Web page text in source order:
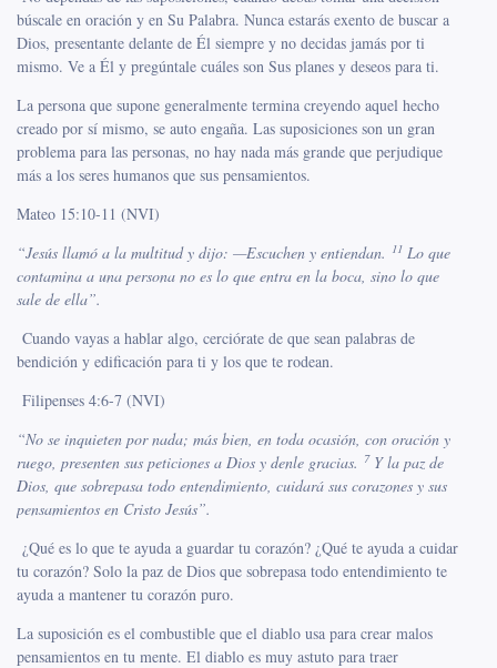
búscale en oración y en Su Palabra. Nunca estarás exento de buscar a
Dios, presentante delante de Él siempre y no decidas jamás por ti
mismo. Ve a Él y pregúntale cuáles son Sus planes y deseos para ti.
La persona que supone generalmente termina creyendo aquel hecho
creado por sí mismo, se auto engaña. Las suposiciones son un gran
problema para las personas, no hay nada más grande que perjudique
más a los seres humanos que sus pensamientos.
Mateo 15:10-11 (NVI)
“Jesús llamó a la multitud y dijo: —Escuchen y entiendan. 11 Lo que
contamina a una persona no es lo que entra en la boca, sino lo que
sale de ella”.
Cuando vayas a hablar algo, cerciórate de que sean palabras de
bendición y edificación para ti y los que te rodean.
Filipenses 4:6-7 (NVI)
“No se inquieten por nada; más bien, en toda ocasión, con oración y
ruego, presenten sus peticiones a Dios y denle gracias. 7 Y la paz de
Dios, que sobrepasa todo entendimiento, cuidará sus corazones y sus
pensamientos en Cristo Jesús”.
¿Qué es lo que te ayuda a guardar tu corazón? ¿Qué te ayuda a cuidar
tu corazón? Solo la paz de Dios que sobrepasa todo entendimiento te
ayuda a mantener tu corazón puro.
La suposición es el combustible que el diablo usa para crear malos
pensamientos en tu mente. El diablo es muy astuto para traer